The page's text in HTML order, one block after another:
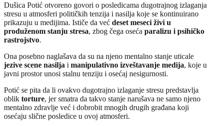
Dušica Potić otvoreno govori o posledicama dugotrajnog izlaganja
stresu u atmosferi političkih tenzija i nasilja koje se kontinuirano
prikazuju u medijima. Ističe da već deset meseci živi u
produženom stanju stresa, zbog čega oseća paralizu i psihičko
rastrojstvo.
Ona posebno naglašava da su na njeno mentalno stanje uticale
jezive scene nasilja i manipulativno izveštavanje medija, koje u
javni prostor unosi stalnu tenziju i osećaj nesigurnosti.
Potić se pita da li ovakvo dugotrajno izlaganje stresu predstavlja
oblik torture, jer smatra da takvo stanje narušava ne samo njeno
mentalno zdravlje već i dobrobit mnogih drugih građana koji
osećaju slične posledice u ovoj atmosferi.